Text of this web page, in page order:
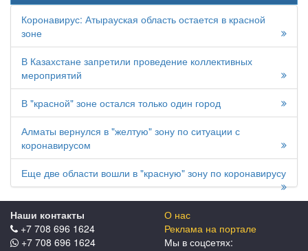
Коронавирус: Атырауская область остается в красной
зоне
В Казахстане запретили проведение коллективных
мероприятий
В "красной" зоне остался только один город
Алматы вернулся в "желтую" зону по ситуации с
коронавирусом
Еще две области вошли в "красную" зону по коронавирусу
Наши контакты
+7 708 696 1624
+7 708 696 1624
О нас
Реклама на портале
Мы в соцcетях: